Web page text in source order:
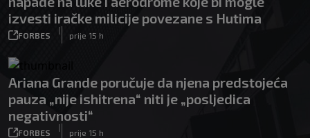
izvesti iračke milicije povezane s Hutima
FORBES
|
prije 15 h
Ariana Grande poručuje da njena predstojeća
pauza „nije ishitrena“ niti je „posljedica
negativnosti“
FORBES
|
prije 15 h